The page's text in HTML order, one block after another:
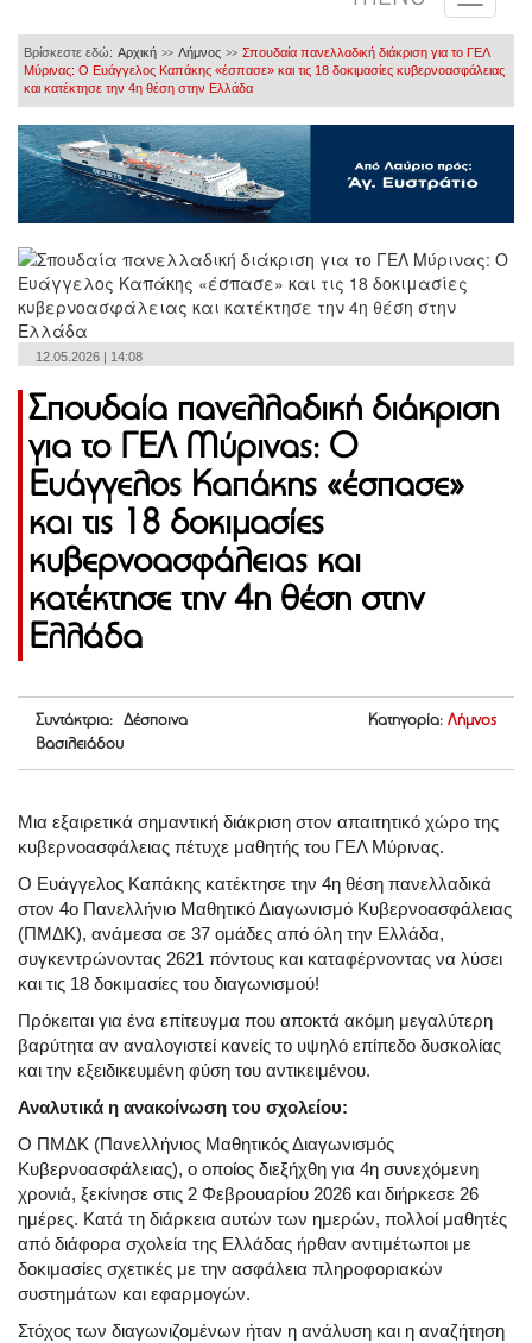
Βρίσκεστε εδώ: Αρχική >> Λήμνος >> Σπουδαία πανελλαδική διάκριση για το ΓΕΛ
Μύρινας: Ο Ευάγγελος Καπάκης «έσπασε» και τις 18 δοκιμασίες κυβερνοασφάλειας
και κατέκτησε την 4η θέση στην Ελλάδα
12.05.2026 | 14:08
Σπουδαία πανελλαδική διάκριση
για το ΓΕΛ Μύρινας: Ο
Ευάγγελος Καπάκης «έσπασε»
και τις 18 δοκιμασίες
κυβερνοασφάλειας και
κατέκτησε την 4η θέση στην
Ελλάδα
Συντάκτρια: Δέσποινα
Βασιλειάδου
Κατηγορία: Λήμνος
Μια εξαιρετικά σημαντική διάκριση στον απαιτητικό χώρο της
κυβερνοασφάλειας πέτυχε μαθητής του ΓΕΛ Μύρινας.
Ο Ευάγγελος Καπάκης κατέκτησε την 4η θέση πανελλαδικά
στον 4ο Πανελλήνιο Μαθητικό Διαγωνισμό Κυβερνοασφάλειας
(ΠΜΔΚ), ανάμεσα σε 37 ομάδες από όλη την Ελλάδα,
συγκεντρώνοντας 2621 πόντους και καταφέρνοντας να λύσει
και τις 18 δοκιμασίες του διαγωνισμού!
Πρόκειται για ένα επίτευγμα που αποκτά ακόμη μεγαλύτερη
βαρύτητα αν αναλογιστεί κανείς το υψηλό επίπεδο δυσκολίας
και την εξειδικευμένη φύση του αντικειμένου.
Αναλυτικά η ανακοίνωση του σχολείου:
Ο ΠΜΔΚ (Πανελλήνιος Μαθητικός Διαγωνισμός
Κυβερνοασφάλειας), ο οποίος διεξήχθη για 4η συνεχόμενη
χρονιά, ξεκίνησε στις 2 Φεβρουαρίου 2026 και διήρκεσε 26
ημέρες. Κατά τη διάρκεια αυτών των ημερών, πολλοί μαθητές
από διάφορα σχολεία της Ελλάδας ήρθαν αντιμέτωποι με
δοκιμασίες σχετικές με την ασφάλεια πληροφοριακών
συστημάτων και εφαρμογών.
Στόχος των διαγωνιζομένων ήταν η ανάλυση και η αναζήτηση